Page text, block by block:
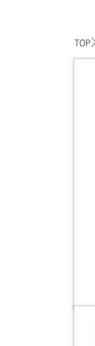
TOP